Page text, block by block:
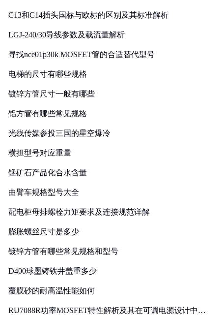
C13和C14插头国标与欧标的区别及其标准解析
LGJ-240/30导线参数及载流量解析
寻找nce01p30k MOSFET管的合适替代型号
电梯的尺寸有哪些规格
镀锌方管尺寸一般有哪些
铝方管有哪些常见规格
光线传媒参投三国的星空爆冷
横担型号对应重量
锰矿石产品化合水含量
曲臂车规格型号大全
配电柜母排螺栓力矩要求及连接规范详解
膨胀螺丝尺寸是多少
镀锌方管有哪些常见规格和型号
D400球墨铸铁井盖重多少
覆膜砂的耐高温性能如何
RU7088R功率MOSFET特性解析及其在可调电源设计中的